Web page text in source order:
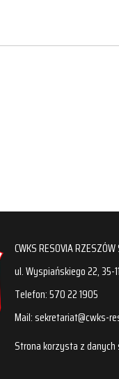
CWKS RESOVIA RZESZÓW
ul. Wyspiańskiego 22, 35-
Telefon: 570 22 1905
Mail: sekretariat@cwks-
Strona korzysta z danych